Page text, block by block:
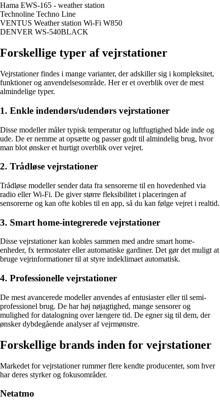
Hama EWS-165 - weather station
Technoline Techno Line
VENTUS Weather station Wi-Fi W850
DENVER WS-540BLACK
Forskellige typer af vejrstationer
Vejrstationer findes i mange varianter, der adskiller sig i kompleksitet,
funktioner og anvendelsesområde. Her er et overblik over de mest
almindelige typer.
1. Enkle indendørs/udendørs vejrstationer
Disse modeller måler typisk temperatur og luftfugtighed både inde og
ude. De er nemme at opsætte og passer godt til almindelig brug, hvor
man blot ønsker et hurtigt overblik over vejret.
2. Trådløse vejrstationer
Trådløse modeller sender data fra sensorerne til en hovedenhed via
radio eller Wi-Fi. De giver større fleksibilitet i placeringen af
sensorerne og kan ofte kobles til en app, så du kan følge vejret i realtid.
3. Smart home-integrerede vejrstationer
Disse vejrstationer kan kobles sammen med andre smart home-
enheder, fx termostater eller automatiske gardiner. Det gør det muligt at
bruge vejrinformationer til at styre indeklimaet automatisk.
4. Professionelle vejrstationer
De mest avancerede modeller anvendes af entusiaster eller til semi-
professionel brug. De har høj nøjagtighed, mange sensorer og
mulighed for datalogning over længere tid. De egner sig til dem, der
ønsker dybdegående analyser af vejrmønstre.
Forskellige brands inden for vejrstationer
Markedet for vejrstationer rummer flere kendte producenter, som hver
har deres styrker og fokusområder.
Netatmo